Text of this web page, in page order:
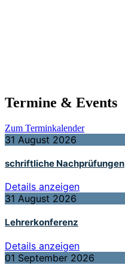
Termine & Events
Zum Terminkalender
31 August 2026
schriftliche Nachprüfungen
Details anzeigen
31 August 2026
Lehrerkonferenz
Details anzeigen
01 September 2026